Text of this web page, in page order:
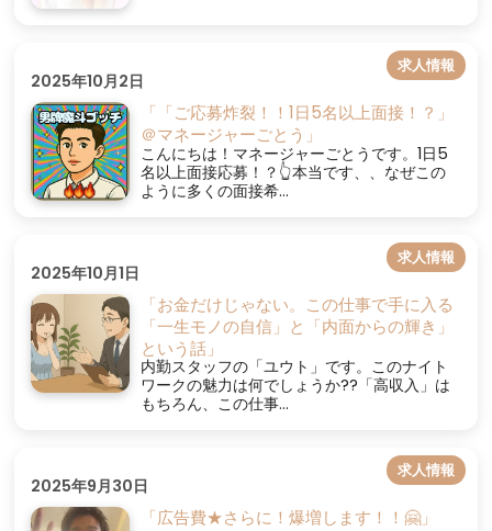
2025年10月2日
求人情報
「「ご応募炸裂！！1日5名以上面接！？」
＠マネージャーごとう」
こんにちは！マネージャーごとうです。1日5
名以上面接応募！？👆本当です、、なぜこの
ように多くの面接希...
2025年10月1日
求人情報
「お金だけじゃない。この仕事で手に入る
「一生モノの自信」と「内面からの輝き」
という話」
内勤スタッフの「ユウト」です。このナイト
ワークの魅力は何でしょうか??「高収入」は
もちろん、この仕事...
2025年9月30日
求人情報
「広告費★さらに！爆増します！！🤗」